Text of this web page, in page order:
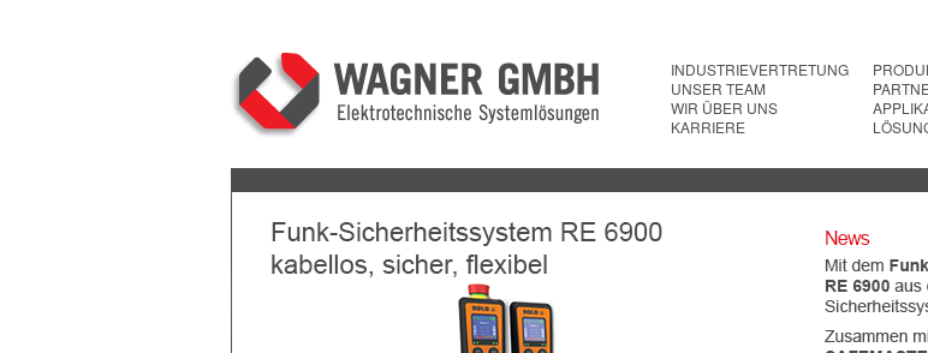
INDUSTRIEVERTRETUNG
UNSER TEAM
WIR ÜBER UNS
KARRIERE
Next